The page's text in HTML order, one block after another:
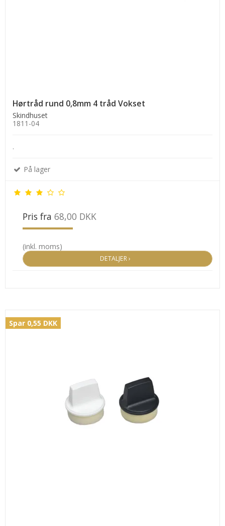
Hørtråd rund 0,8mm 4 tråd Vokset
Skindhuset
1811-04
.
På lager
Pris fra 68,00 DKK
(inkl. moms)
DETALJER ›
Spar 0,55 DKK